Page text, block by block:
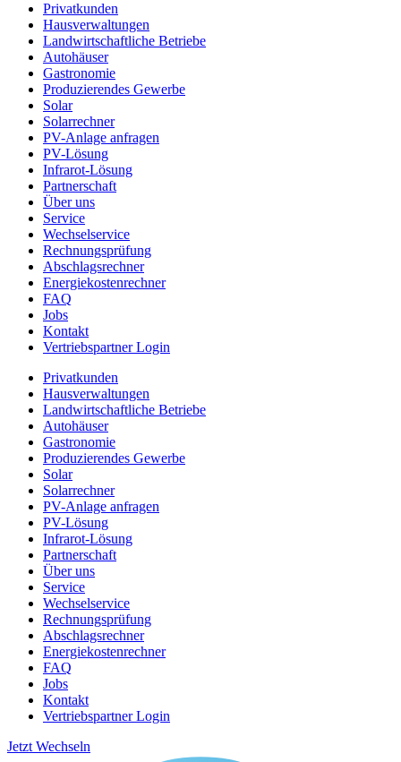
Privatkunden
Hausverwaltungen
Landwirtschaftliche Betriebe
Autohäuser
Gastronomie
Produzierendes Gewerbe
Solar
Solarrechner
PV-Anlage anfragen
PV-Lösung
Infrarot-Lösung
Partnerschaft
Über uns
Service
Wechselservice
Rechnungsprüfung
Abschlagsrechner
Energiekostenrechner
FAQ
Jobs
Kontakt
Vertriebspartner Login
Privatkunden
Hausverwaltungen
Landwirtschaftliche Betriebe
Autohäuser
Gastronomie
Produzierendes Gewerbe
Solar
Solarrechner
PV-Anlage anfragen
PV-Lösung
Infrarot-Lösung
Partnerschaft
Über uns
Service
Wechselservice
Rechnungsprüfung
Abschlagsrechner
Energiekostenrechner
FAQ
Jobs
Kontakt
Vertriebspartner Login
Jetzt Wechseln